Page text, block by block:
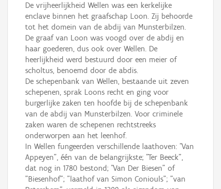
De vrijheerlijkheid Wellen was een kerkelijke
enclave binnen het graafschap Loon. Zij behoorde
tot het domein van de abdij van Munsterbilzen.
De graaf van Loon was voogd over de abdij en
haar goederen, dus ook over Wellen. De
heerlijkheid werd bestuurd door een meier of
scholtus, benoemd door de abdis.
De schepenbank van Wellen, bestaande uit zeven
schepenen, sprak Loons recht en ging voor
burgerlijke zaken ten hoofde bij de schepenbank
van de abdij van Munsterbilzen. Voor criminele
zaken waren de schepenen rechtstreeks
onderworpen aan het leenhof.
In Wellen fungeerden verschillende laathoven: "Van
Appeyen", één van de belangrijkste; "Ter Beeck",
dat nog in 1780 bestond; "Van Der Biesen" of
"Biesenhof"; "laathof van Simon Coniouls"; "van